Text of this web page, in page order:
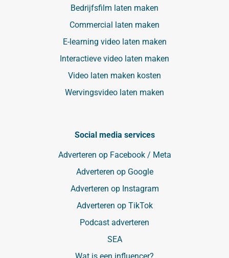
Bedrijfsfilm laten maken
Commercial laten maken
E-learning video laten maken
Interactieve video laten maken
Video laten maken kosten
Wervingsvideo laten maken
Social media services
Adverteren op Facebook / Meta
Adverteren op Google
Adverteren op Instagram
Adverteren op TikTok
Podcast adverteren
SEA